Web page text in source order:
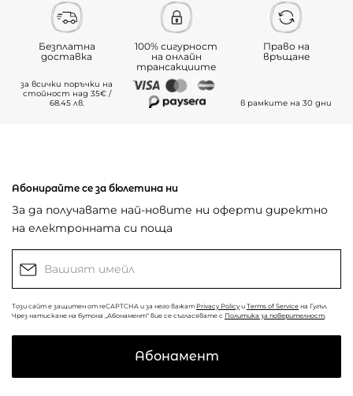
Безплатна
доставка
за всички поръчки на
стойност над 35€ /
68.45 лв.
100% сигурност
на онлайн
трансакциите
Право на
връщане
в рамките на 30 дни
Абонирайте се за бюлетина ни
За да получавате най-новите ни оферти директно
на електронната си поща
Този сайт е защитен от reCAPTCHA и за него важат Privacy Policy и Terms of Service на Гугъл.
Чрез натискане на бутона „Абонамент“ вие се съгласявате с Политика за поверителност
Абонамент